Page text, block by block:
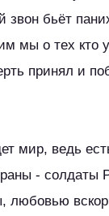
звон бьёт
мы о тех кто
принял и
мир, ведь
- солдаты
любовью